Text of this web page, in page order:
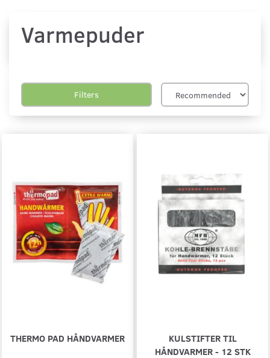
Varmepuder
Filters
THERMO PAD HÅNDVARMER
KULSTIFTER TIL
HÅNDVARMER - 12 STK